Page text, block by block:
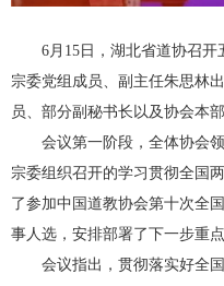
6月15日，湖北省道协召开
宗委党组成员、副主任朱思林
员、部分副秘书长以及协会本
会议第一阶段，全体协会领
宗委组织召开的学习贯彻全国
了参加中国道教协会第十次全
事人选，安排部署了下一步重点
会议指出，贯彻落实好全国